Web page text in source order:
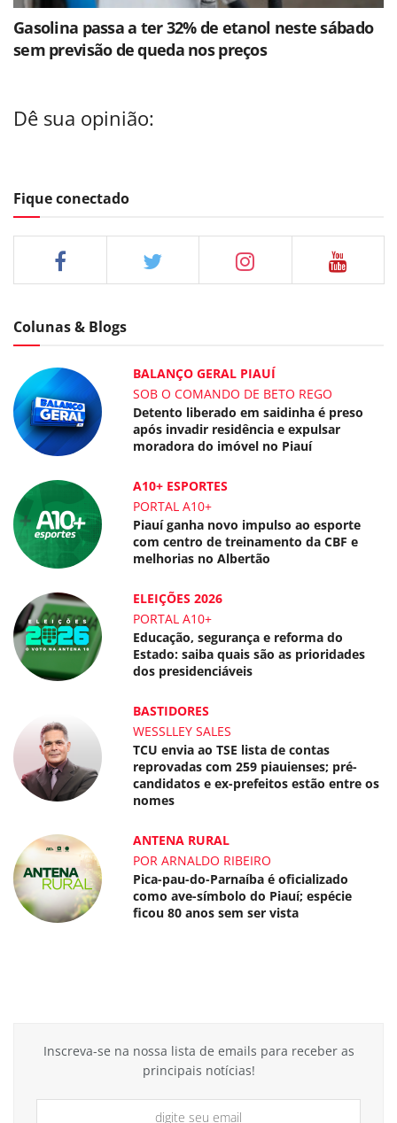
Gasolina passa a ter 32% de etanol neste sábado
sem previsão de queda nos preços
Dê sua opinião:
Fique conectado
Colunas & Blogs
BALANÇO GERAL PIAUÍ
SOB O COMANDO DE BETO REGO
Detento liberado em saidinha é preso
após invadir residência e expulsar
moradora do imóvel no Piauí
A10+ ESPORTES
PORTAL A10+
Piauí ganha novo impulso ao esporte
com centro de treinamento da CBF e
melhorias no Albertão
ELEIÇÕES 2026
PORTAL A10+
Educação, segurança e reforma do
Estado: saiba quais são as prioridades
dos presidenciáveis
BASTIDORES
WESSLLEY SALES
TCU envia ao TSE lista de contas
reprovadas com 259 piauienses; pré-
candidatos e ex-prefeitos estão entre os
nomes
ANTENA RURAL
POR ARNALDO RIBEIRO
Pica-pau-do-Parnaíba é oficializado
como ave-símbolo do Piauí; espécie
ficou 80 anos sem ser vista
Inscreva-se na nossa lista de emails para receber as
principais notícias!